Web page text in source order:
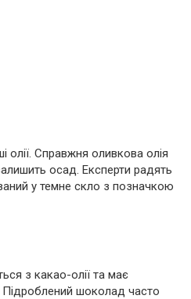
олії. Справжня оливкова олія
осад. Експерти радять
у темне скло з позначкою
з какао-олії та має
Підроблений шоколад часто